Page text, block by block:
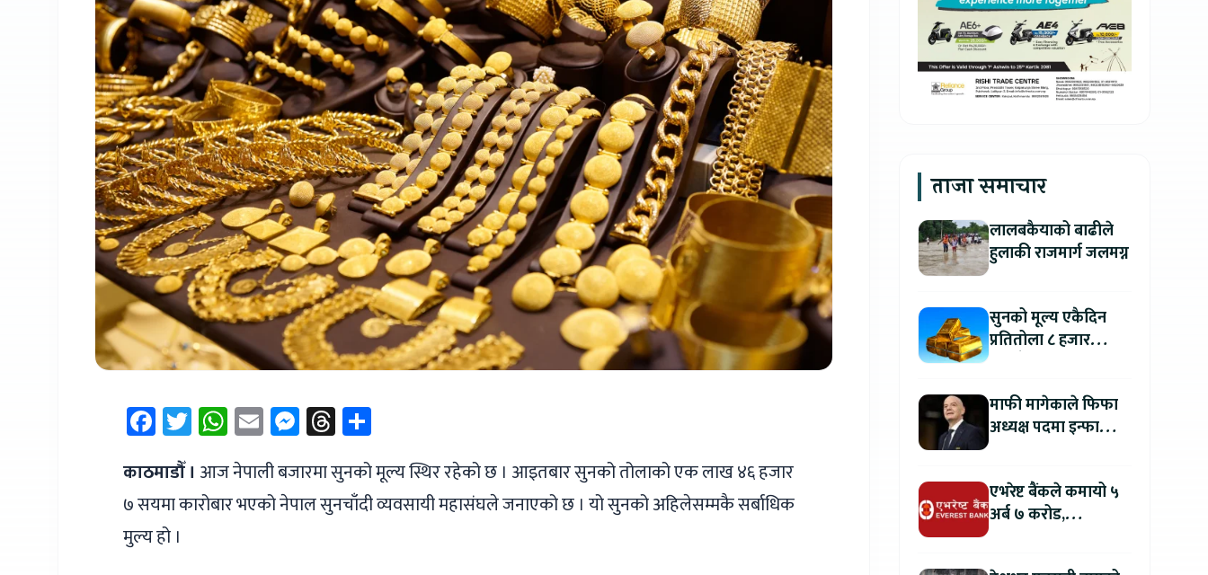
Facebook
Twitter
WhatsApp
EmailMessenger
Threads
काठमाडौँ । आज नेपाली बजारमा सुनको मूल्य स्थिर रहेको छ । आइतबार सुनको तोलाको एक लाख ४६ हजार
७ सयमा कारोबार भएको नेपाल सुनचाँदी व्यवसायी महासंघले जनाएको छ । यो सुनको अहिलेसम्मकै सर्बाधिक
मुल्य हो ।
ताजा समाचार
लालबकैयाको बाढीले
हुलाकी राजमार्ग जलमग्न
सुनको मूल्य एकैदिन
प्रतितोला ८ हजार
माफी मागेकाले फिफा
अध्यक्ष पदमा इन्फान्टिनो
एभरेष्ट बैंकले कमायो ५
अर्ब ७ करोड,